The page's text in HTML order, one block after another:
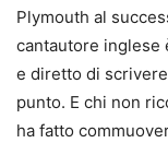
Plymouth al
cantautore inglese
e diretto di
punto. E chi non
ha fatto